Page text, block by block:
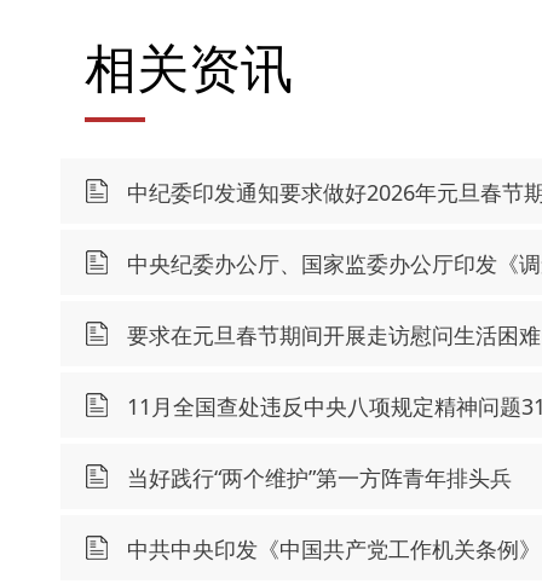
相关资讯
中纪委印发通知要求做好2026年元旦春节
中央纪委办公厅、国家监委办公厅印发《
要求在元旦春节期间开展走访慰问生活困
11月全国查处违反中央八项规定精神问题
当好践行“两个维护”第一方阵青年排头兵
中共中央印发《中国共产党工作机关条例》